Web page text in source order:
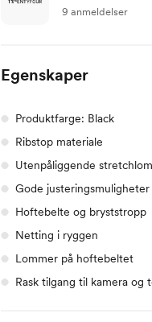
9 anmeldelser
Egenskaper
Produktfarge: Black
Ribstop materiale
Utenpåliggende
Gode justeringsmuligheter
Hoftebelte og bryststropp
Netting i ryggen
Lommer på hoftebeltet
Rask tilgang til kamera og